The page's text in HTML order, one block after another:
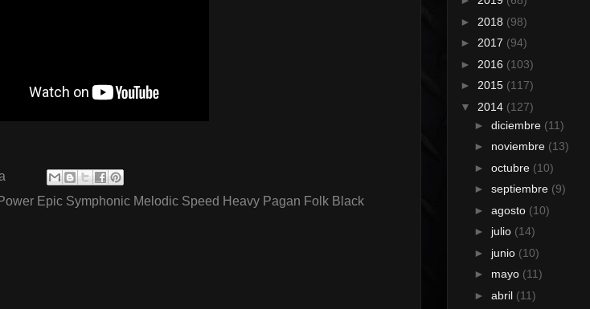
Epic Symphonic Melodic Speed Heavy Pagan Folk Black
► 2018 (98)
► 2017 (94)
► 2016 (103)
► 2015 (117)
▼ 2014 (127)
► diciembre (11)
► noviembre (13)
► octubre (10)
► septiembre (9)
► agosto (10)
► julio (14)
► junio (10)
► mayo (11)
► abril (11)